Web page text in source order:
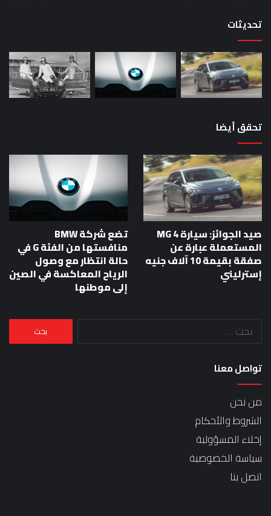
تحديثات
تحقق أيضا
صيد الجوائز: سيارة MG 4
المستعملة عبارة عن
صفقة بقيمة 10 آلاف جنيه
إسترليني
تضع شركة BMW
منافستها من الفئة G في
حالة انتظار مع وصول
الرياح المعاكسة في الصين
إلى موطنها
البحث
تواصل معنا
من نحن
الشروط والأحكام
إخلاء المسؤولية
سياسة الخصوصية
اتصل بنا